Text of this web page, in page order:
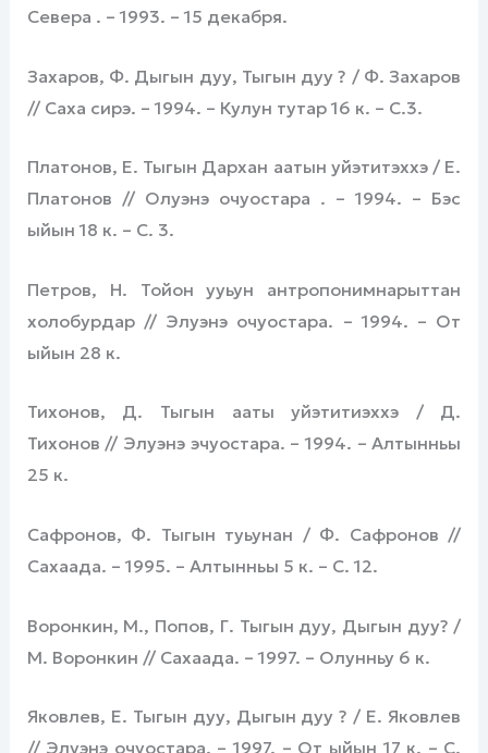
Севера . – 1993. – 15 декабря.
Захаров, Ф. Дыгын дуу, Тыгын дуу ? / Ф. Захаров
// Саха сирэ. – 1994. – Кулун тутар 16 к. – С.3.
Платонов, Е. Тыгын Дархан аатын уйэтитэххэ / Е.
Платонов // Олуэнэ очуостара . – 1994. – Бэс
ыйын 18 к. – С. 3.
Петров, Н. Тойон ууьун антропонимнарыттан
холобурдар // Элуэнэ очуостара. – 1994. – От
ыйын 28 к.
Тихонов, Д. Тыгын ааты уйэтитиэххэ / Д.
Тихонов // Элуэнэ эчуостара. – 1994. – Алтынньы
25 к.
Сафронов, Ф. Тыгын туьунан / Ф. Сафронов //
Сахаада. – 1995. – Алтынньы 5 к. – С. 12.
Воронкин, М., Попов, Г. Тыгын дуу, Дыгын дуу? /
М. Воронкин // Сахаада. – 1997. – Олунньу 6 к.
Яковлев, Е. Тыгын дуу, Дыгын дуу ? / Е. Яковлев
// Элуэнэ очуостара. – 1997. – От ыйын 17 к. – С.